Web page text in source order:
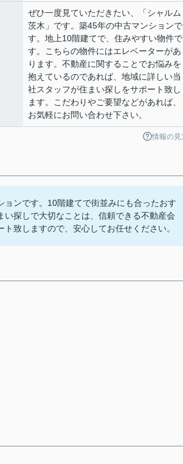
ぜひ一度見ていただきたい、「シャルム
茨木」です。築45年の中古マンションで
す。地上10階建てで、住みやすい物件で
す。こちらの物件にはエレベーターがあ
ります。不動産に関することでお悩みを
抱えているのであれば、地域に詳しい当
社スタッフが住まい探しをサポート致し
ます。こだわりやご要望などがあれば、
お気軽にお問い合わせ下さい。
情報の見
ョンです。10階建てで街並みにも合ったおす
探しで大切なことは、信頼できる不動産会
致しますので、安心してお任せください。